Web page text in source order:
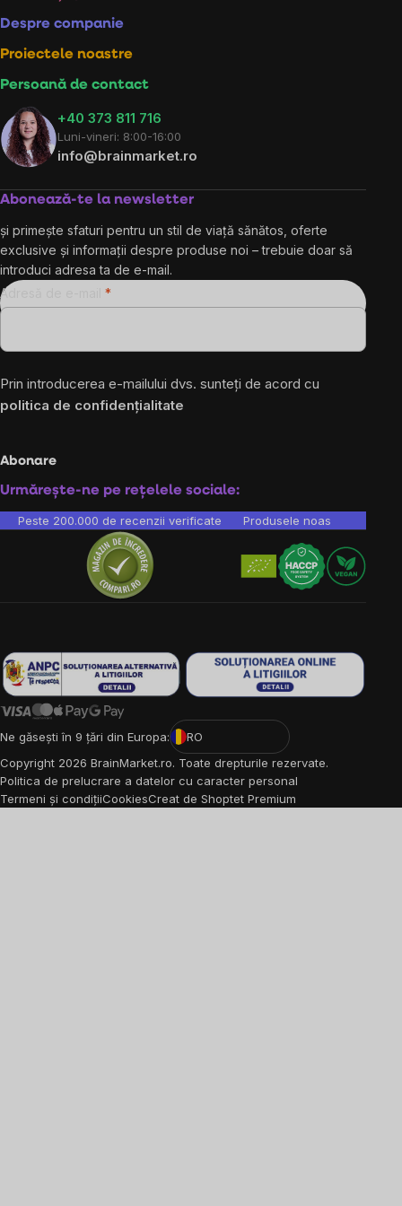
Despre companie
Proiectele noastre
Persoană de contact
+40 373 811 716
Luni-vineri: 8:00-16:00
info@brainmarket.ro
Abonează-te la newsletter
și primește sfaturi pentru un stil de viață sănătos, oferte
exclusive și informații despre produse noi – trebuie doar să
introduci adresa ta de e-mail.
Adresă de e-mail
Prin introducerea e-mailului dvs. sunteți de acord cu
politica de confidențialitate
Abonare
Urmărește-ne pe rețelele sociale:
Peste 200.000 de recenzii verificate Produsele noastre sunt
Ne găsești în 9 țări din Europa:
RO
Copyright 2026 BrainMarket.ro. Toate drepturile rezervate.
Politica de prelucrare a datelor cu caracter personal
Termeni și condițiiCookiesCreat de Shoptet Premium